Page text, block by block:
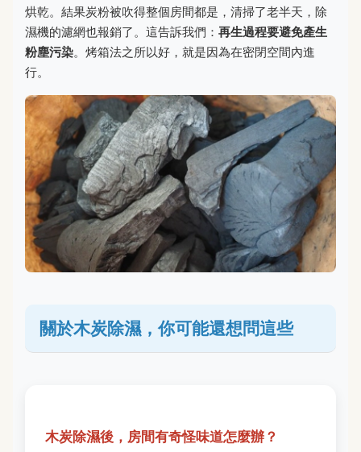
烘乾。結果炭粉被吹得整個房間都是，清掃了老半天，除
濕機的濾網也報銷了。這告訴我們： 再生過程要避免產生
粉塵污染。烤箱法之所以好，就是因為在密閉空間內進
行。
關於木炭除濕，你可能還想問這些
木炭除濕後，房間有奇怪味道怎麼辦？